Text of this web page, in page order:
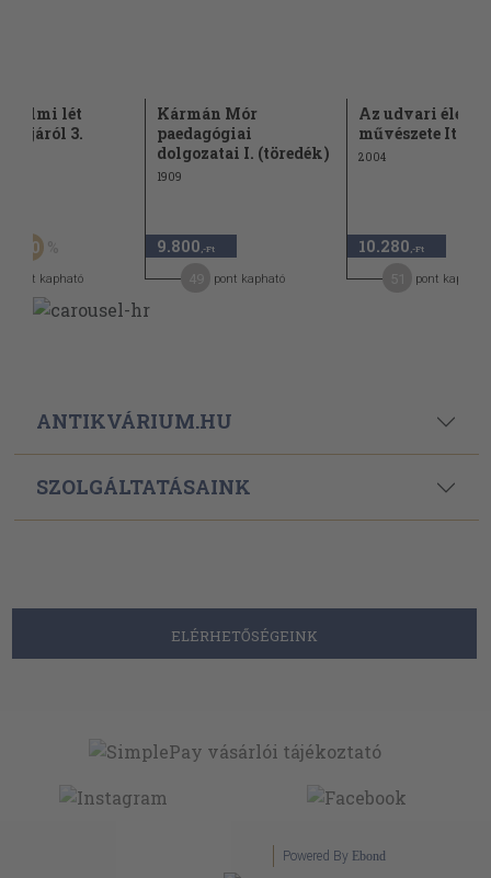
lét
3.
30
pont kapható
Kármán Mór
paedagógiai
dolgozatai I. (töredék)
1909
9.800 ,-Ft
pont kapható
Az udvari élet
művészete
2004
10.280 ,-Ft
pont kapható
ANTIKVÁRIUM.HU
SZOLGÁLTATÁSAINK
ELÉRHETŐSÉGEINK
Powered By Ebond